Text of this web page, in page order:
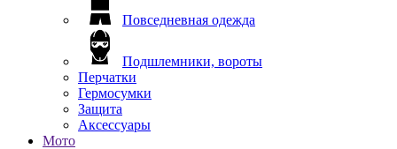
Повседневная одежда
Подшлемники, вороты
Перчатки
Гермосумки
Защита
Аксессуары
Мото